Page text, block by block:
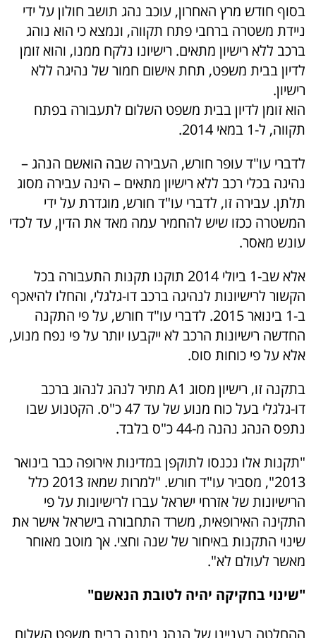
בסוף חודש מרץ האחרון, עוכב נהג תושב חולון על ידי
ניידת משטרה ברחבי פתח תקווה, ונמצא כי הוא נוהג
ברכב ללא רישיון מתאים. רישיונו נלקח ממנו, והוא זומן
לדיון בבית משפט, תחת אישום חמור של נהיגה ללא
רישיון.
הוא זומן לדיון בבית משפט השלום לתעבורה בפתח
תקווה, ל-1 במאי 2014.
לדברי עו"ד עופר חורש, העבירה שבה הואשם הנהג –
נהיגה בכלי רכב ללא רישיון מתאים – הינה עבירה מסוג
תלתן. עבירה זו, לדברי עו"ד חורש, מוגדרת על ידי
המשטרה ככזו שיש להחמיר עמה מאד את הדין, עד לכדי
עונש מאסר.
אלא שב-1 ביולי 2014 תוקנו תקנות התעבורה בכל
הקשור לרישיונות לנהיגה ברכב דו-גלגלי, והחלו להיאכף
ב-1 בינואר 2015. לדברי עו"ד חורש, על פי התקנה
החדשה רישיונות הרכב לא ייקבעו יותר על פי נפח מנוע,
אלא על פי כוחות סוס.
בתקנה זו, רישיון מסוג A1 מתיר לנהג לנהוג ברכב
דו-גלגלי בעל כוח מנוע של עד 47 כ"ס. הקטנוע שבו
נתפס הנהג נהנה מ-44 כ"ס בלבד.
"תקנות אלו נכנסו לתוקפן במדינות אירופה כבר בינואר
2013", מסביר עו"ד חורש. "למרות שמאז 2013 כלל
הרישיונות של אזרחי ישראל עברו לרישיונות על פי
התקינה האירופאית, משרד התחבורה בישראל אישר את
שינוי התקנות באיחור של שנה וחצי. אך מוטב מאוחר
מאשר לעולם לא".
"שינוי בחקיקה יהיה לטובת הנאשם"
ההחלטה בעניינו של הנהג ניתנה בבית משפט השלום